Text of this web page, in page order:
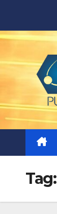
content
Tag: